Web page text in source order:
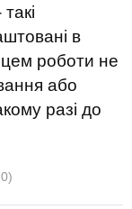
в
роботи не
або
разі до